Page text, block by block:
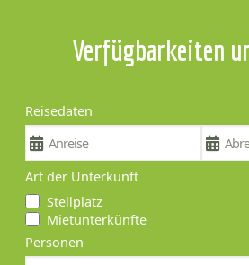
Verfügbarkeiten
Reisedaten
Art der Unterkunft
Stellplatz
Mietunterkünfte
Personen